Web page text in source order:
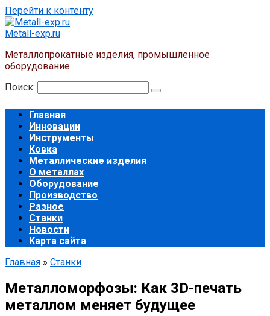
Перейти к контенту
Metall-exp.ru
Металлопрокатные изделия, промышленное
оборудование
Поиск:
Главная
Инновации
Инструменты
Ковка
Металлические изделия
О металлах
Оборудование
Производство
Разное
Станки
Новости
Карта сайта
Главная » Станки
Металломорфозы: Как 3D-печать
металлом меняет будущее